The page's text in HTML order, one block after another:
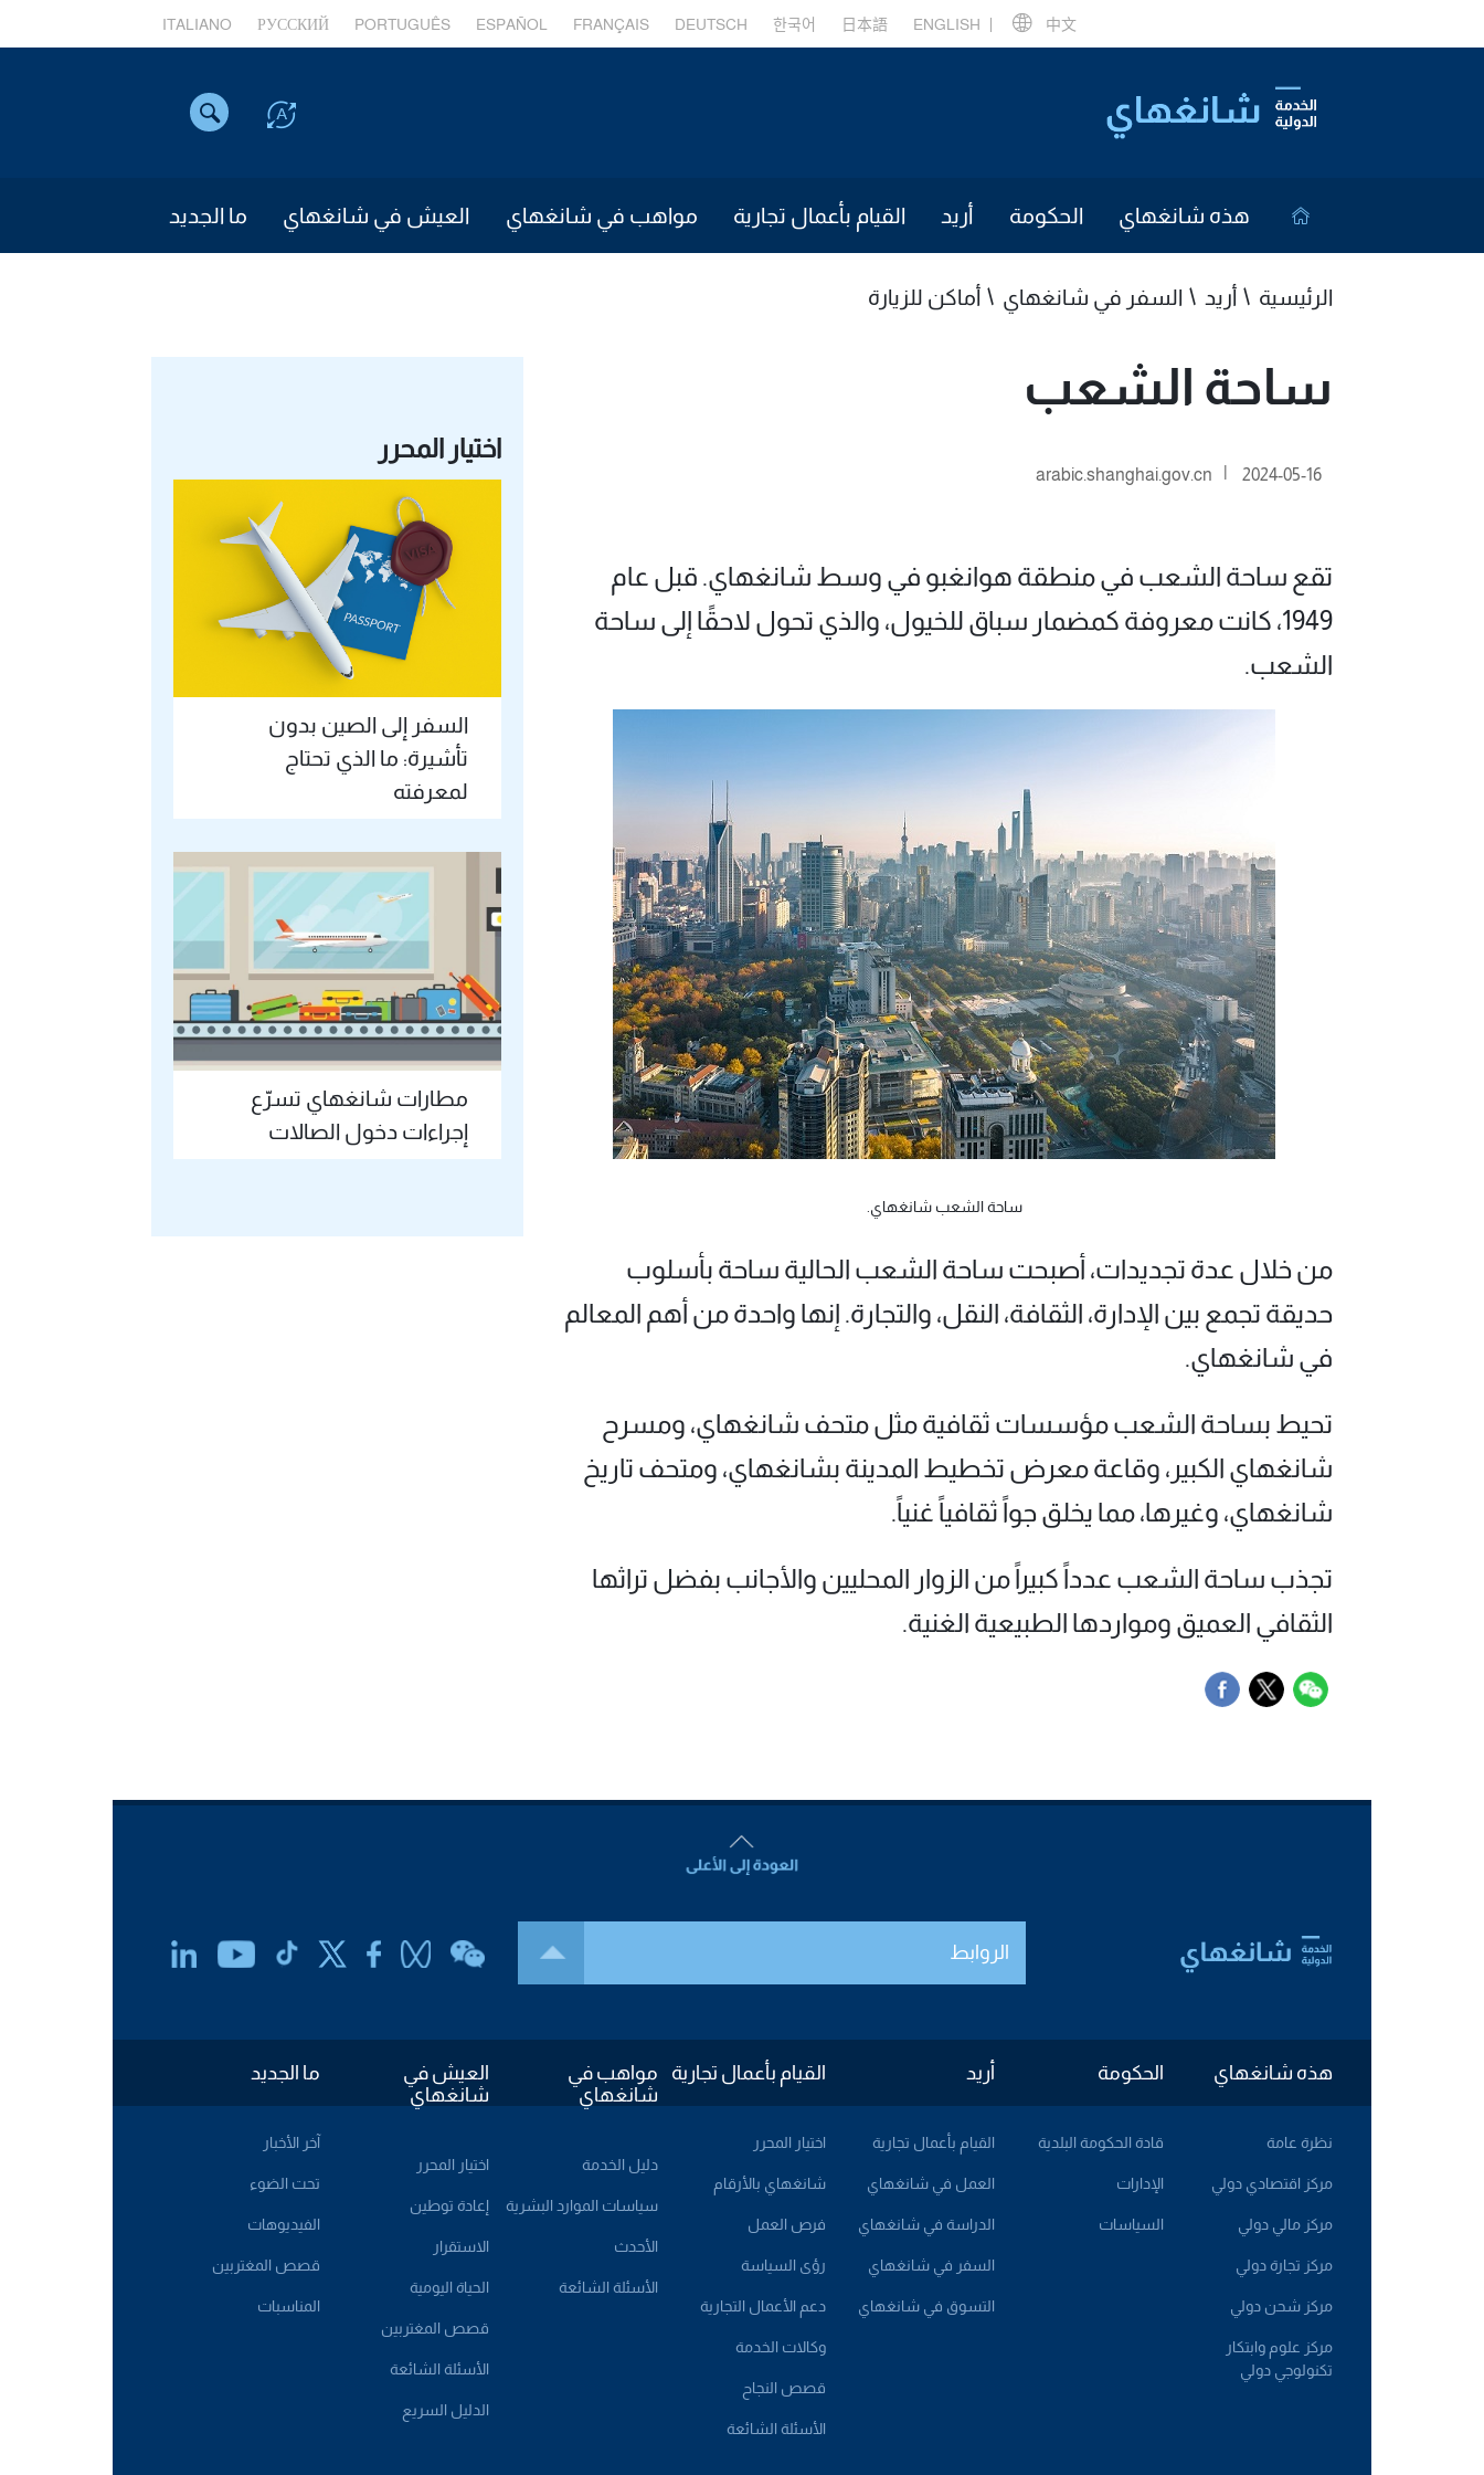
中文
ENGLISH
日本語
한국어
DEUTSCH
FRANÇAIS
ESPAÑOL
PORTUGUÊS
РУССКИЙ
ITALIANO
هذه شانغهاي الحكومة أريد القيام بأعمال تجارية مواهب في شانغهاي العيش في شانغهاي ما الجديد
الرئيسية أريد السفر في شانغهاي أماكن للزيارة
ساحة الشعب
arabic.shanghai.gov.cn 2024-05-16
تقع ساحة الشعب في منطقة هوانغبو في وسط شانغهاي. قبل عام
1949، كانت معروفة كمضمار سباق للخيول، والذي تحول لاحقًا إلى ساحة
الشعب.
ساحة الشعب شانغهاي.
من خلال عدة تجديدات، أصبحت ساحة الشعب الحالية ساحة بأسلوب
حديقة تجمع بين الإدارة، الثقافة، النقل، والتجارة. إنها واحدة من أهم المعالم
في شانغهاي.
تحيط بساحة الشعب مؤسسات ثقافية مثل متحف شانغهاي، ومسرح
شانغهاي الكبير، وقاعة معرض تخطيط المدينة بشانغهاي، ومتحف تاريخ
شانغهاي، وغيرها، مما يخلق جواً ثقافياً غنياً.
تجذب ساحة الشعب عدداً كبيراً من الزوار المحليين والأجانب بفضل تراثها
الثقافي العميق ومواردها الطبيعية الغنية.
اختيار المحرر
السفر إلى الصين بدون
تأشيرة: ما الذي تحتاج
لمعرفته
مطارات شانغهاي تسرّع
إجراءات دخول الصالات
الروابط
هذه شانغهاي
نظرة عامة
مركز اقتصادي دولي
مركز مالي دولي
مركز تجارة دولي
مركز شحن دولي
مركز علوم وابتكار
تكنولوجي دولي
الحكومة
قادة الحكومة البلدية
الإدارات
السياسات
أريد
القيام بأعمال تجارية
العمل في شانغهاي
الدراسة في شانغهاي
السفر في شانغهاي
التسوق في شانغهاي
القيام بأعمال تجارية
اختيار المحرر
شانغهاي بالأرقام
فرص العمل
رؤى السياسة
دعم الأعمال التجارية
وكالات الخدمة
قصص النجاح
الأسئلة الشائعة
مواهب في
شانغهاي
دليل الخدمة
سياسات الموارد البشرية
الأحدث
الأسئلة الشائعة
العيش في
شانغهاي
اختيار المحرر
إعادة توطين
الاستقرار
الحياة اليومية
قصص المغتربين
الأسئلة الشائعة
الدليل السريع
ما الجديد
آخر الأخبار
تحت الضوء
الفيديوهات
قصص المغتربين
المناسبات